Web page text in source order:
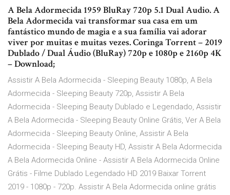
A Bela Adormecida 1959 BluRay 720p 5.1 Dual Audio. A
Bela Adormecida vai transformar sua casa em um
fantástico mundo de magia e a sua família vai adorar
viver por muitas e muitas vezes. Coringa Torrent – 2019
Dublado / Dual Áudio (BluRay) 720p e 1080p e 2160p 4K
– Download;
Assistir A Bela Adormecida - Sleeping Beauty 1080p, A Bela
Adormecida - Sleeping Beauty 720p, Assistir A Bela
Adormecida - Sleeping Beauty Dublado e Legendado, Assistir
A Bela Adormecida - Sleeping Beauty Online Grátis, Ver A Bela
Adormecida - Sleeping Beauty Online, Assistir A Bela
Adormecida - Sleeping Beauty HD, Assistir A Bela Adormecida
A Bela Adormecida Online - Assistir A Bela Adormecida Online
Grátis - Filme Dublado Legendado HD 2019 Baixar Torrent
2019 - 1080p - 720p. Assistir A Bela Adormecida online grátis